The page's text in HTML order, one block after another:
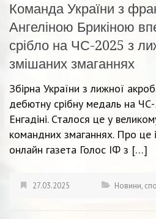
Команда України з
Ангеліною Брикіною
срібло на ЧС-2025 з
змішаних змаганнях
Збірна України з лижної
дебютну срібну медаль на
Енгадіні. Сталося це у
командних змаганнях. Про
онлайн газета Голос ІФ з […]
27.03.2025 Новини,